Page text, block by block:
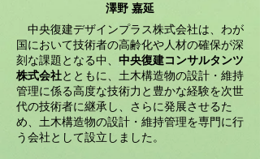
​澤野 嘉延
中央復建デザインプラス株式会社は、わが
国において技術者の高齢化や人材の確保が深
刻な課題となる中、 中央復建コンサルタンツ
株式会社とともに、土木構造物の設計・維持
管理に係る高度な技術力と豊かな経験を次世
代の技術者に継承し、さらに発展させるた
め、土木構造物の設計・維持管理を専門に行
う会社として設立しました。